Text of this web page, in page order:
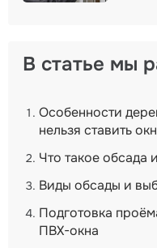
В статье мы
Особенности
нельзя ставить
Что такое обсада
Виды обсады и
Подготовка
ПВХ-окна